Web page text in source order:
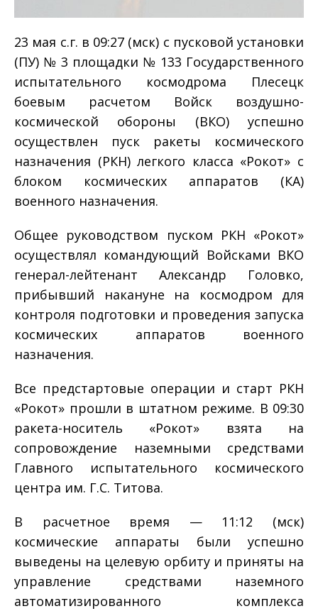
23 мая с.г. в 09:27 (мск) с пусковой установки
(ПУ) № 3 площадки № 133 Государственного
испытательного космодрома Плесецк
боевым расчетом Войск воздушно-
космической обороны (ВКО) успешно
осуществлен пуск ракеты космического
назначения (РКН) легкого класса «Рокот» с
блоком космических аппаратов (КА)
военного назначения.
Общее руководством пуском РКН «Рокот»
осуществлял командующий Войсками ВКО
генерал-лейтенант Александр Головко,
прибывший накануне на космодром для
контроля подготовки и проведения запуска
космических аппаратов военного
назначения.
Все предстартовые операции и старт РКН
«Рокот» прошли в штатном режиме. В 09:30
ракета-носитель «Рокот» взята на
сопровождение наземными средствами
Главного испытательного космического
центра им. Г.С. Титова.
В расчетное время — 11:12 (мск)
космические аппараты были успешно
выведены на целевую орбиту и приняты на
управление средствами наземного
автоматизированного комплекса